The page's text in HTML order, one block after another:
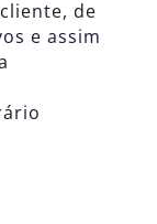
de
e assim